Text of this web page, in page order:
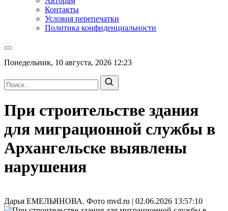
Контакты
Условия перепечатки
Политика конфиденциальности
Понедельник, 10 августа, 2026 12:23
При строительстве здания
для миграционной службы в
Архангельске выявлены
нарушения
Дарья ЕМЕЛЬЯНОВА. Фото mvd.ru | 02.06.2026 13:57:10